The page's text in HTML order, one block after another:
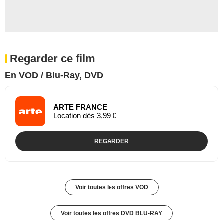
Regarder ce film
En VOD / Blu-Ray, DVD
ARTE FRANCE
Location dès 3,99 €
REGARDER
Voir toutes les offres VOD
Voir toutes les offres DVD BLU-RAY